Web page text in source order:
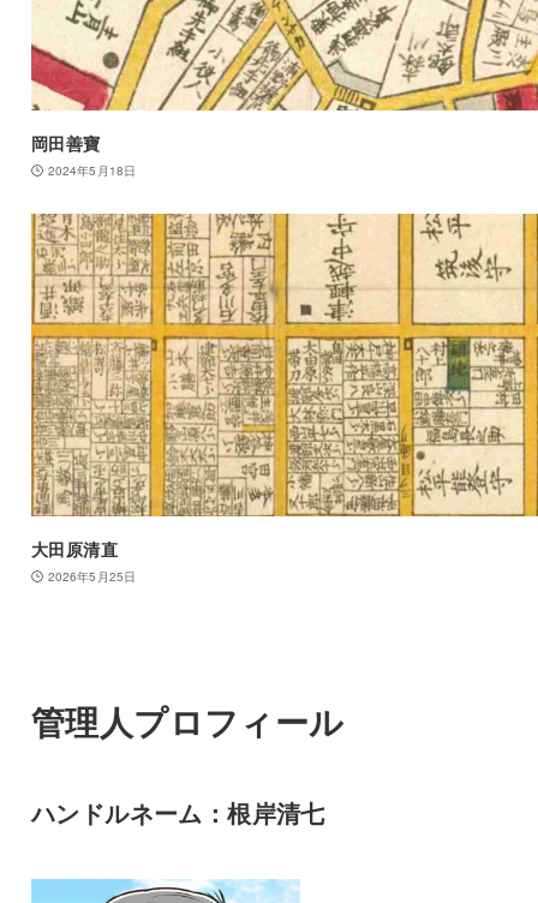
岡田善寶
2024年5月18日
大田原清直
2026年5月25日
管理人プロフィール
ハンドルネーム：根岸清七